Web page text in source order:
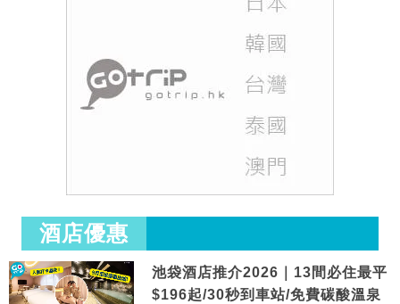
酒店優惠
池袋酒店推介2026｜13間必住最平
$196起/30秒到車站/免費碳酸溫泉